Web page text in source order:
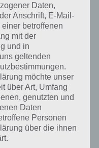
der Pflanzen
Rätsel – Alle
2024
Leben
Rätsel – Alle
2024
Erde (Januar
– Alle Lösungen
2024
Daten,
Anschrift, E-Mail-
betroffenen
mit der
und in
geltenden
möchte unser
über Art, Umfang
genutzten und
Daten
Personen
über die ihnen